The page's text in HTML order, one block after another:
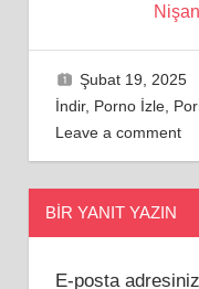
Şubat 19, 2025
İndir, Porno İzle,
Leave a comment
BIR YANIT YAZIN
E-posta